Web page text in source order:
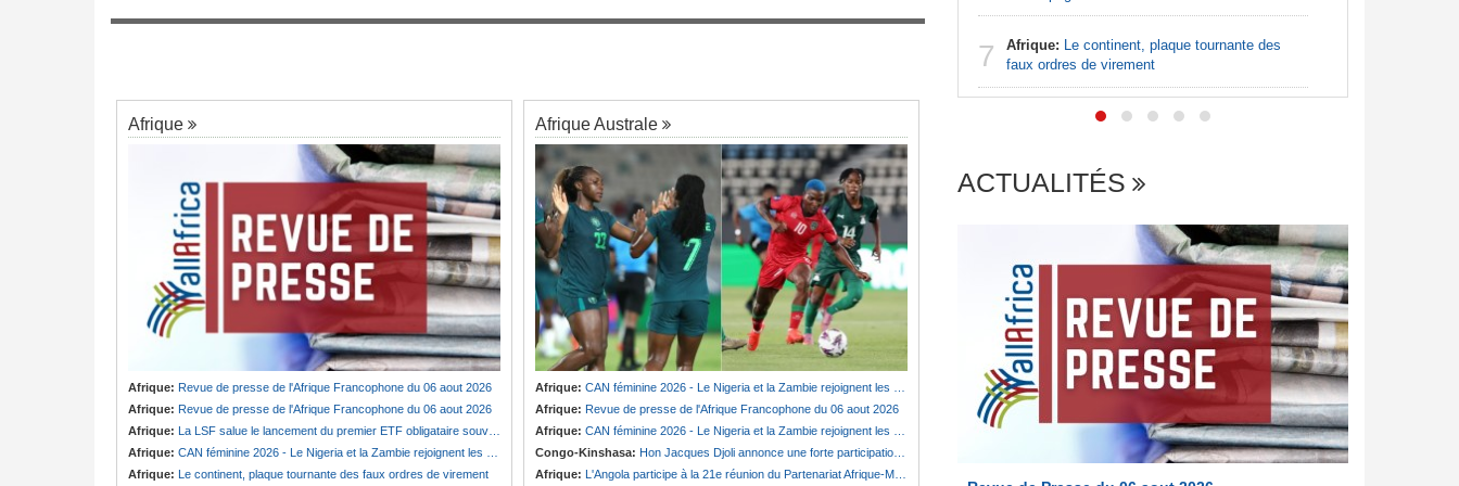
Afrique
Afrique: Revue de presse de l'Afrique Francophone du 06 aout 2026
Afrique: Revue de presse de l'Afrique Francophone du 06 aout 2026
Afrique: La LSF salue le lancement du premier ETF obligataire souverain africain (USD) disponible en Europe
Afrique: CAN féminine 2026 - Le Nigeria et la Zambie rejoignent les quarts de finale
Afrique: Le continent, plaque tournante des faux ordres de virement
Afrique Australe
Afrique: CAN féminine 2026 - Le Nigeria et la Zambie rejoignent les quarts de finale
Afrique: Revue de presse de l'Afrique Francophone du 06 aout 2026
Afrique: CAN féminine 2026 - Le Nigeria et la Zambie rejoignent les quarts de finale
Congo-Kinshasa: Hon Jacques Djoli annonce une forte participation du pays à la Conférence des présidents de parlements à Midrand
Afrique: L'Angola participe à la 21e réunion du Partenariat Afrique-Monde arabe au Caire
7
président Doumbouya en Grèce - Opposition et
7 Afrique: Le continent, plaque tournante des
faux ordres de virement
ACTUALITÉS